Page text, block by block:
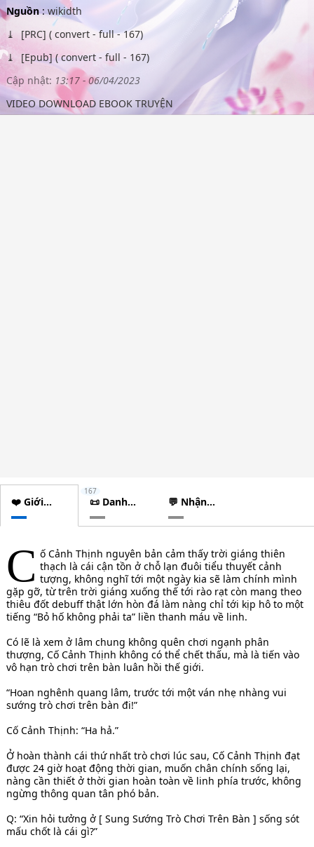
Nguồn:wikidth
[PRC] ( convert - full - 167)
[Epub] ( convert - full - 167)
Cập nhật: 13:17 - 06/04/2023
VIDEO DOWNLOAD EBOOK TRUYỆN
❤️ Giới
thiệu
📜 Danh
sách
chương
167
💬 Nhận
xét
C ố Cảnh Thịnh nguyên bản cảm thấy trời giáng thiên
thạch là cái cận tồn ở chỗ lạn đuôi tiểu thuyết cảnh
tượng, không nghĩ tới một ngày kia sẽ làm chính mình
gặp gỡ, từ trên trời giáng xuống thế tới rào rạt còn mang theo
thiêu đốt debuff thật lớn hòn đá làm nàng chỉ tới kịp hô to một
tiếng “Bỏ hố không phải ta” liền thanh máu về linh.
Có lẽ là xem ở lâm chung không quên chơi ngạnh phân
thượng, Cố Cảnh Thịnh không có thể chết thấu, mà là tiến vào
vô hạn trò chơi trên bàn luân hồi thế giới.
“Hoan nghênh quang lâm, trước tới một ván nhẹ nhàng vui
sướng trò chơi trên bàn đi!”
Cố Cảnh Thịnh: “Ha hả.”
Ở hoàn thành cái thứ nhất trò chơi lúc sau, Cố Cảnh Thịnh đạt
được 24 giờ hoạt động thời gian, muốn chân chính sống lại,
nàng cần thiết ở thời gian hoàn toàn về linh phía trước, không
ngừng thông quan tân phó bản.
Q: “Xin hỏi tưởng ở [ Sung Sướng Trò Chơi Trên Bàn ] sống sót
mấu chốt là cái gì?”